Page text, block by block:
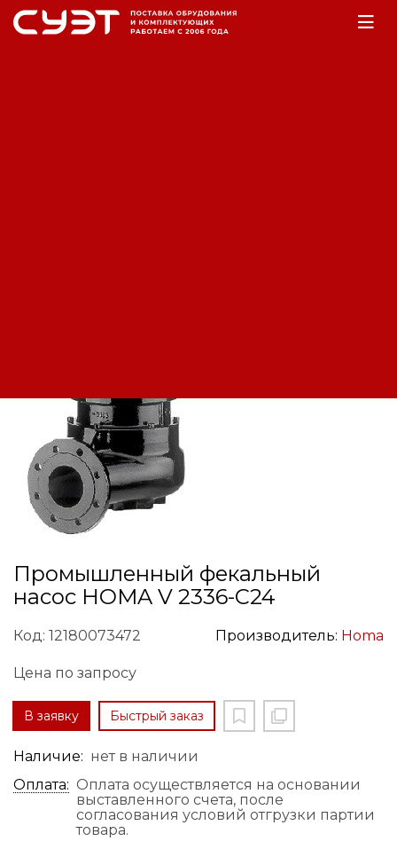
Промышленный фекальный
насос HOMA V 2336-C24
Код: 12180073472 Производитель: Homa
Цена по запросу
В заявку Быстрый заказ
Наличие: нет в наличии
Оплата: Оплата осуществляется на основании
выставленного счета, после
согласования условий отгрузки партии
товара.